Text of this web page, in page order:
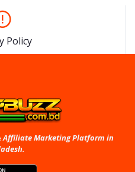
Policy
Affiliate Marketing Platform in